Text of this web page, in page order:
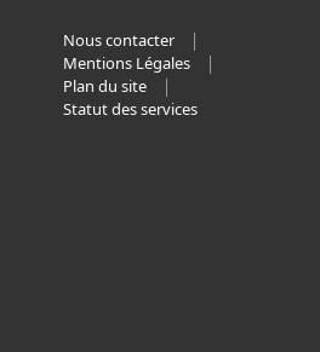
Nous contacter
Mentions Légales
Plan du site
Statut des services